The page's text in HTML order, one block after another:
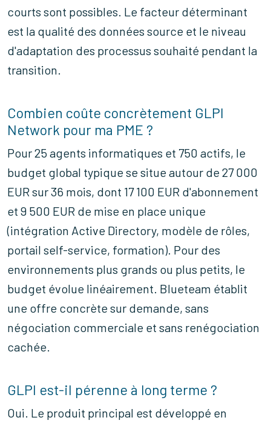
courts sont possibles. Le facteur déterminant
est la qualité des données source et le niveau
d'adaptation des processus souhaité pendant la
transition.
Combien coûte concrètement GLPI
Network pour ma PME ?
Pour 25 agents informatiques et 750 actifs, le
budget global typique se situe autour de 27 000
EUR sur 36 mois, dont 17 100 EUR d'abonnement
et 9 500 EUR de mise en place unique
(intégration Active Directory, modèle de rôles,
portail self-service, formation). Pour des
environnements plus grands ou plus petits, le
budget évolue linéairement. Blueteam établit
une offre concrète sur demande, sans
négociation commerciale et sans renégociation
cachée.
GLPI est-il pérenne à long terme ?
Oui. Le produit principal est développé en